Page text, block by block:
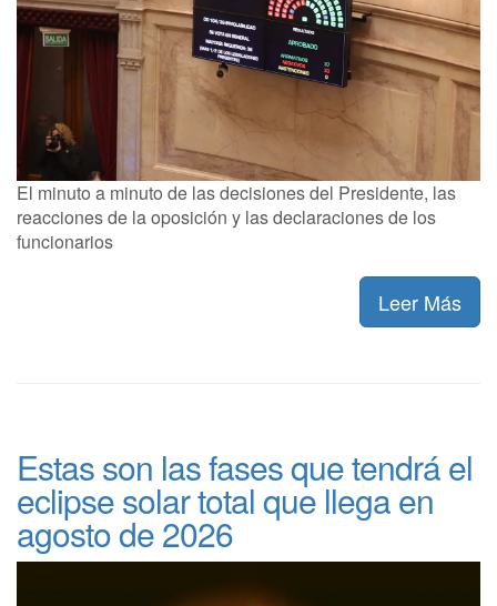
El minuto a minuto de las decisiones del Presidente, las
reacciones de la oposición y las declaraciones de los
funcionarios
Leer Más
Estas son las fases que tendrá el
eclipse solar total que llega en
agosto de 2026